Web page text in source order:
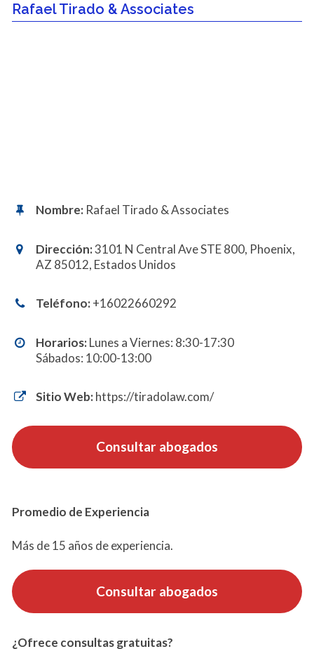
Rafael Tirado & Associates
Nombre: Rafael Tirado & Associates
Dirección:3101 N Central Ave STE 800, Phoenix,
AZ 85012, Estados Unidos
Teléfono:+16022660292 ​
Horarios:Lunes a Viernes: 8:30-17:30
Sábados: 10:00-13:00
Sitio Web:https://tiradolaw.com/
Consultar abogados
Promedio de Experiencia
Más de 15 años de experiencia.
Consultar abogados
¿Ofrece consultas gratuitas?